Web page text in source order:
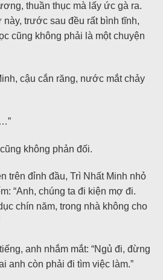
thuần thục mà lấy ức gà ra.
này, trước sau đều rất bình tĩnh,
cũng không phải là một chuyện
cậu cắn răng, nước mắt chảy
không phản đối.
trên đỉnh đầu, Trì Nhất Minh nhỏ
“Anh, chúng ta đi kiện mợ đi.
chín năm, trong nhà không cho
anh nhắm mắt: “Ngủ đi, đừng
anh còn phải đi tìm việc làm.”